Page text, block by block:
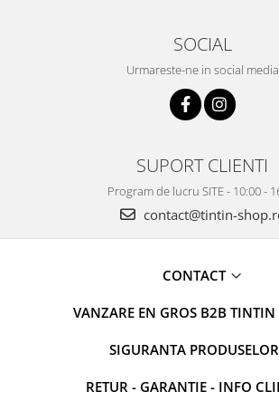
SOCIAL
Urmareste-ne in social media
SUPORT CLIENTI
Program de lucru SITE - 10:00 -
contact@tintin-
CONTACT
VANZARE EN GROS B2B TINTIN
SIGURANTA PRODUSELOR
RETUR - GARANTIE - INFO